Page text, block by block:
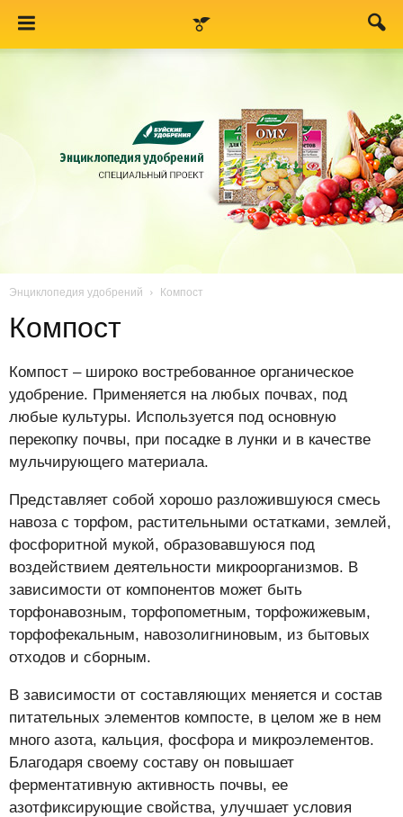
Энциклопедия удобрений Компост
Компост
Компост – широко востребованное органическое
удобрение. Применяется на любых почвах, под
любые культуры. Используется под основную
перекопку почвы, при посадке в лунки и в качестве
мульчирующего материала.
Представляет собой хорошо разложившуюся смесь
навоза с торфом, растительными остатками, землей,
фосфоритной мукой, образовавшуюся под
воздействием деятельности микроорганизмов. В
зависимости от компонентов может быть
торфонавозным, торфопометным, торфожижевым,
торфофекальным, навозолигниновым, из бытовых
отходов и сборным.
В зависимости от составляющих меняется и состав
питательных элементов компосте, в целом же в нем
много азота, кальция, фосфора и микроэлементов.
Благодаря своему составу он повышает
ферментативную активность почвы, ее
азотфиксирующие свойства, улучшает условия